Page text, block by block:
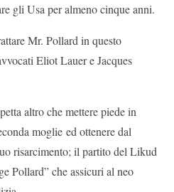
gli Usa per almeno cinque anni.
Mr. Pollard in questo
Eliot Lauer e Jacques
altro che mettere piede in
moglie ed ottenere dal
risarcimento; il partito del Likud
Pollard” che assicuri al neo